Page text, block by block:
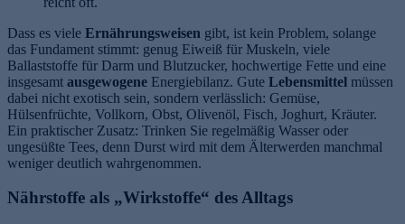
Dass es viele Ernährungsweisen gibt, ist kein Problem, solange
das Fundament stimmt: genug Eiweiß für Muskeln, viele
Ballaststoffe für Darm und Blutzucker, hochwertige Fette und eine
insgesamt ausgewogene Energiebilanz. Gute Lebensmittel müssen
dabei nicht exotisch sein, sondern verlässlich: Gemüse,
Hülsenfrüchte, Vollkorn, Obst, Olivenöl, Fisch, Joghurt, Kräuter.
Ein praktischer Zusatz: Trinken Sie regelmäßig Wasser oder
ungesüßte Tees, denn Durst wird mit dem Älterwerden manchmal
weniger deutlich wahrgenommen.
Nährstoffe als „Wirkstoffe“ des Alltags